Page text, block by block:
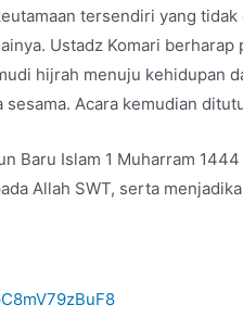
tersendiri yang
Ustadz Komari
hijrah menuju
Acara kemudian
Baru Islam 1 Muharram
Allah SWT, serta